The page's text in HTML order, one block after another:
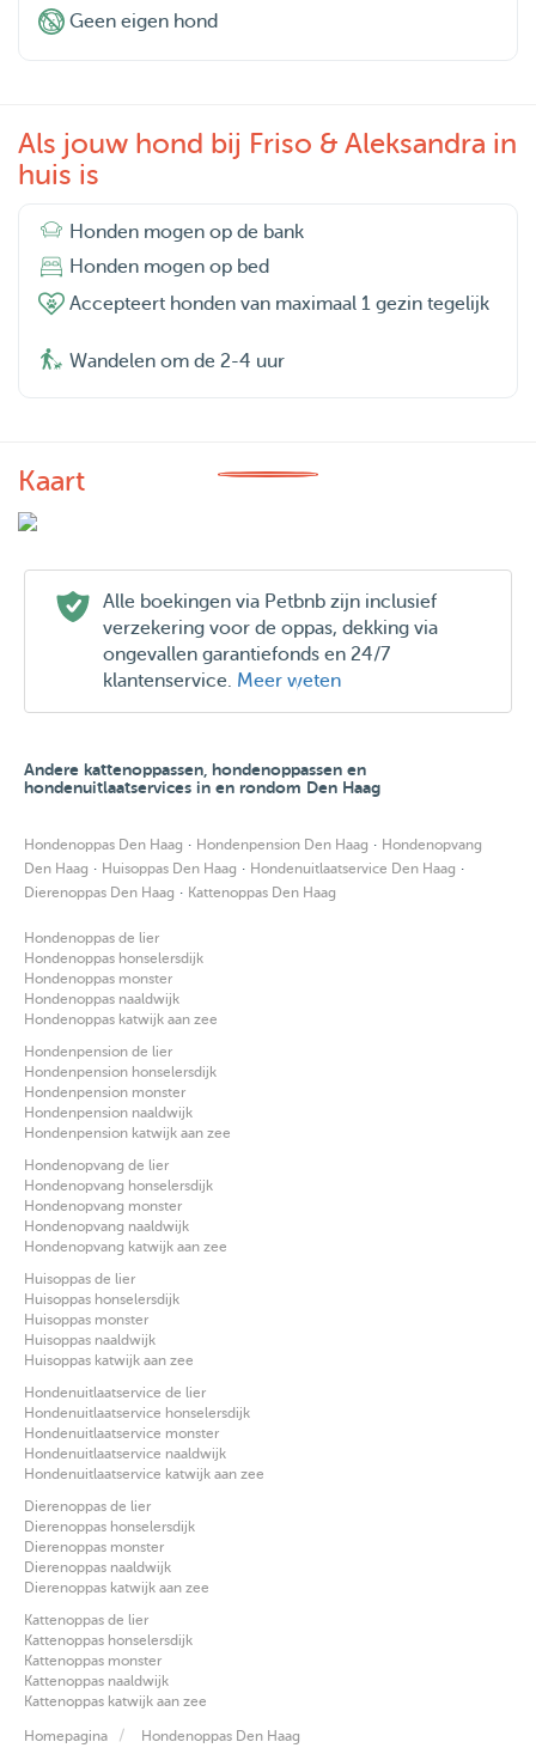
Geen eigen hond
Als jouw hond bij Friso & Aleksandra in
huis is
Honden mogen op de bank
Honden mogen op bed
Accepteert honden van maximaal 1 gezin tegelijk
Wandelen om de 2-4 uur
Kaart
Alle boekingen via Petbnb zijn inclusief
verzekering voor de oppas, dekking via
ongevallen garantiefonds en 24/7
klantenservice. Meer weten
Andere kattenoppassen, hondenoppassen en
hondenuitlaatservices in en rondom Den Haag
Hondenoppas Den Haag · Hondenpension Den Haag · Hondenopvang
Den Haag · Huisoppas Den Haag · Hondenuitlaatservice Den Haag ·
Dierenoppas Den Haag · Kattenoppas Den Haag
Hondenoppas de lier
Hondenoppas honselersdijk
Hondenoppas monster
Hondenoppas naaldwijk
Hondenoppas katwijk aan zee
Hondenpension de lier
Hondenpension honselersdijk
Hondenpension monster
Hondenpension naaldwijk
Hondenpension katwijk aan zee
Hondenopvang de lier
Hondenopvang honselersdijk
Hondenopvang monster
Hondenopvang naaldwijk
Hondenopvang katwijk aan zee
Huisoppas de lier
Huisoppas honselersdijk
Huisoppas monster
Huisoppas naaldwijk
Huisoppas katwijk aan zee
Hondenuitlaatservice de lier
Hondenuitlaatservice honselersdijk
Hondenuitlaatservice monster
Hondenuitlaatservice naaldwijk
Hondenuitlaatservice katwijk aan zee
Dierenoppas de lier
Dierenoppas honselersdijk
Dierenoppas monster
Dierenoppas naaldwijk
Dierenoppas katwijk aan zee
Kattenoppas de lier
Kattenoppas honselersdijk
Kattenoppas monster
Kattenoppas naaldwijk
Kattenoppas katwijk aan zee
Homepagina Hondenoppas Den Haag